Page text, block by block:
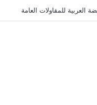
العربية للمقاولات العامة